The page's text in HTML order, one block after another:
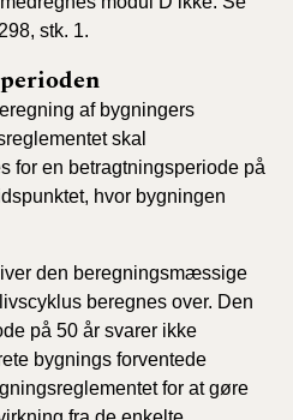
stk. 1.
af bygningers
skal
for en betragtningsperiode på
hvor bygningen
den beregningsmæssige
beregnes over. Den
på 50 år svarer ikke
bygnings forventede
for at gøre